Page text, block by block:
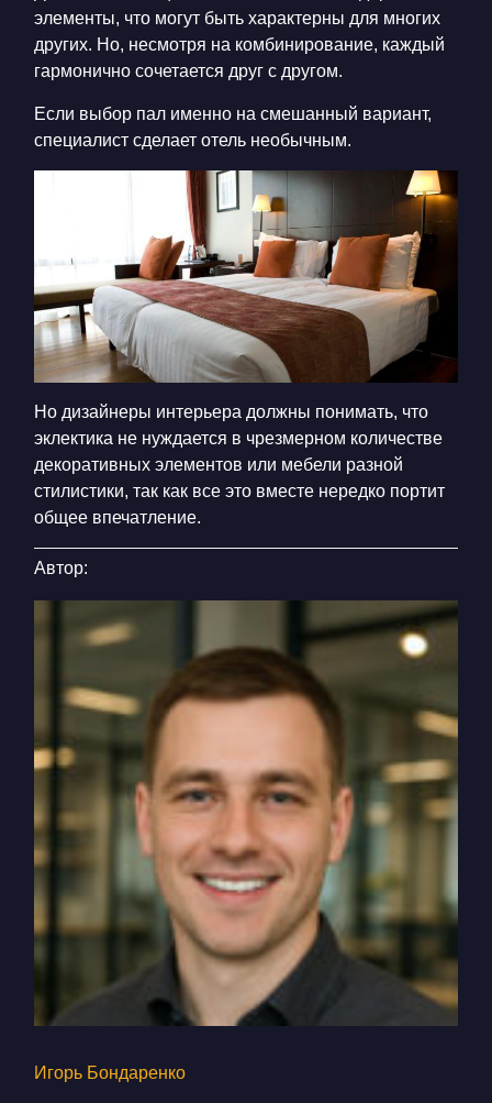
элементы, что могут быть характерны для многих
других. Но, несмотря на комбинирование, каждый
гармонично сочетается друг с другом.
Если выбор пал именно на смешанный вариант,
специалист сделает отель необычным.
Но дизайнеры интерьера должны понимать, что
эклектика не нуждается в чрезмерном количестве
декоративных элементов или мебели разной
стилистики, так как все это вместе нередко портит
общее впечатление.
Автор:
Игорь Бондаренко